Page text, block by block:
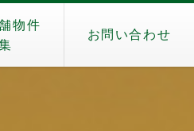
物件
お問い合わせ